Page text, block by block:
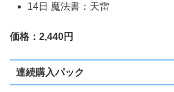
14日 魔法書：天雷
価格：2,440円
連続購入パック